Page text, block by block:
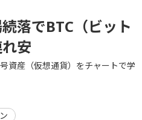
落でBTC（ビット
安
資産（仮想通貨）をチャートで学